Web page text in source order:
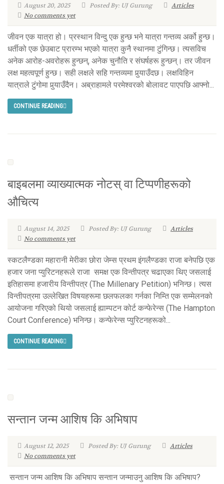
August 20, 2025 Posted By: UJ Gurung
Articles
No comments yet
जीवन एक यात्रा हो। प्रस्थान विन्दु एक हुन्छ भने यात्रा गन्तव्य अर्को हुन्छ।
धर्तीको एक छेउबाट प्रारम्भ भएको यात्रा कुनै स्थानमा टुंगिन्छ। त्यसविच
अनेक आरोह-अवरोहरू हुन्छन्, अनेक चुनौति र संघर्षहरू हुन्छन्। तर जीवन
लक्ष महत्वपूर्ण हुन्छ। सही लक्षले सहि गन्तव्यमा पुर्‍याउँदछ। लक्षविहिन
यात्राले टुंगोमा पुर्‍याउँदैन। अब्राहामले परमेश्वरको बोलावट पाएपछि आफ्नो...
CONTINUE READING
बाइबलमा व्याख्यात्मक नोटस् वा टिप्पणीहरूको
औचित्य
August 14, 2025 Posted By: UJ Gurung
Articles
No comments yet
स्कटलैण्डका महारानी मेरीका छोरा जेम्स प्रथम इंगलैण्डका राजा बनेपछि एक
हजार जना प्युरिटनहरूले राजा समक्ष एक विन्तीपत्र चढाएका थिए जसलाई
इतिहासमा हजारीय विन्तीपत्र (The Millenary Petition) भनिन्छ। त्यस
विन्तीपत्रमा उल्लेखित विषयहरूमा छलफलका गर्नका निम्ति एक सम्मेलनको
आयोजना गरिएको थियो जसलाई ह्याम्पटन कोर्ट कन्फेरेन्स (The Hampton
Court Conference) भनिन्छ। कन्फेरेन्स प्युरिटनहरूको...
CONTINUE READING
सन्तान जन्म आशिष कि अभिषाप
August 12, 2025 Posted By: UJ Gurung
Articles
No comments yet
सन्तान जन्म आशिष कि अभिषाप सन्तान जन्माउनु आशिष कि अभिषाप?